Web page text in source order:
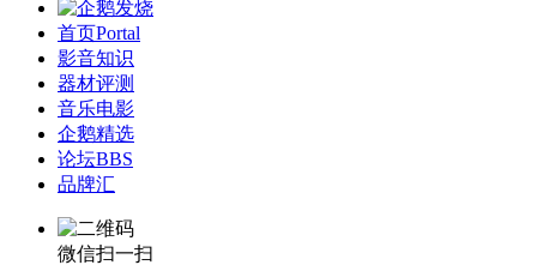
首页Portal
影音知识
器材评测
音乐电影
企鹅精选
论坛BBS
品牌汇
微信扫一扫